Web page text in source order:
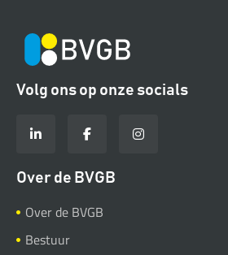
Volg ons op onze socials
Over de BVGB
Over de BVGB
Bestuur